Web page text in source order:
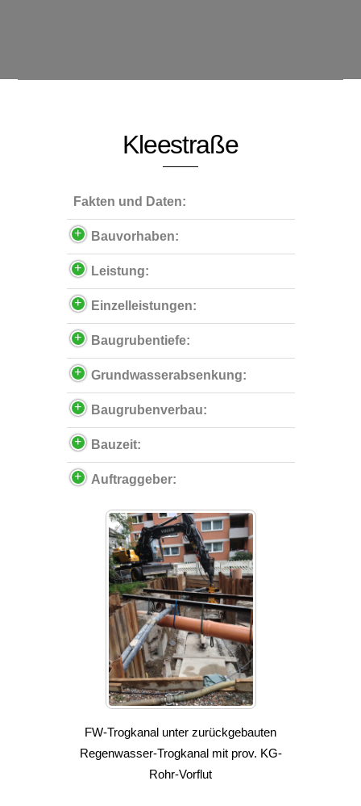
Kleestraße
Fakten und Daten:
Bauvorhaben:
Leistung:
Einzelleistungen:
Baugrubentiefe:
Grundwasserabsenkung:
Baugrubenverbau:
Bauzeit:
Auftraggeber:
FW-Trogkanal unter zurückgebauten
Regenwasser-Trogkanal mit prov. KG-
Rohr-Vorflut